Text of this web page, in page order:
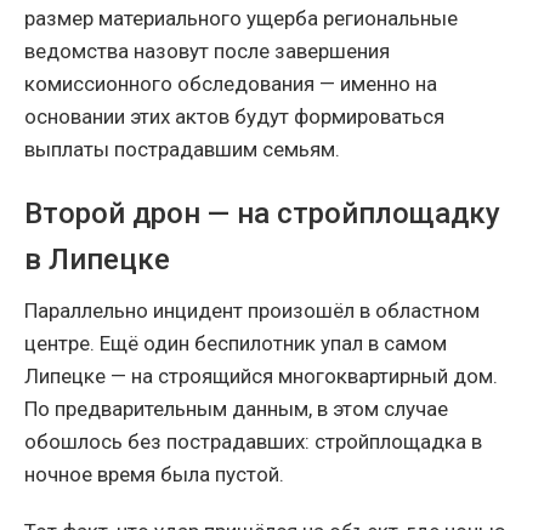
размер материального ущерба региональные
ведомства назовут после завершения
комиссионного обследования — именно на
основании этих актов будут формироваться
выплаты пострадавшим семьям.
Второй дрон — на стройплощадку
в Липецке
Параллельно инцидент произошёл в областном
центре. Ещё один беспилотник упал в самом
Липецке — на строящийся многоквартирный дом.
По предварительным данным, в этом случае
обошлось без пострадавших: стройплощадка в
ночное время была пустой.